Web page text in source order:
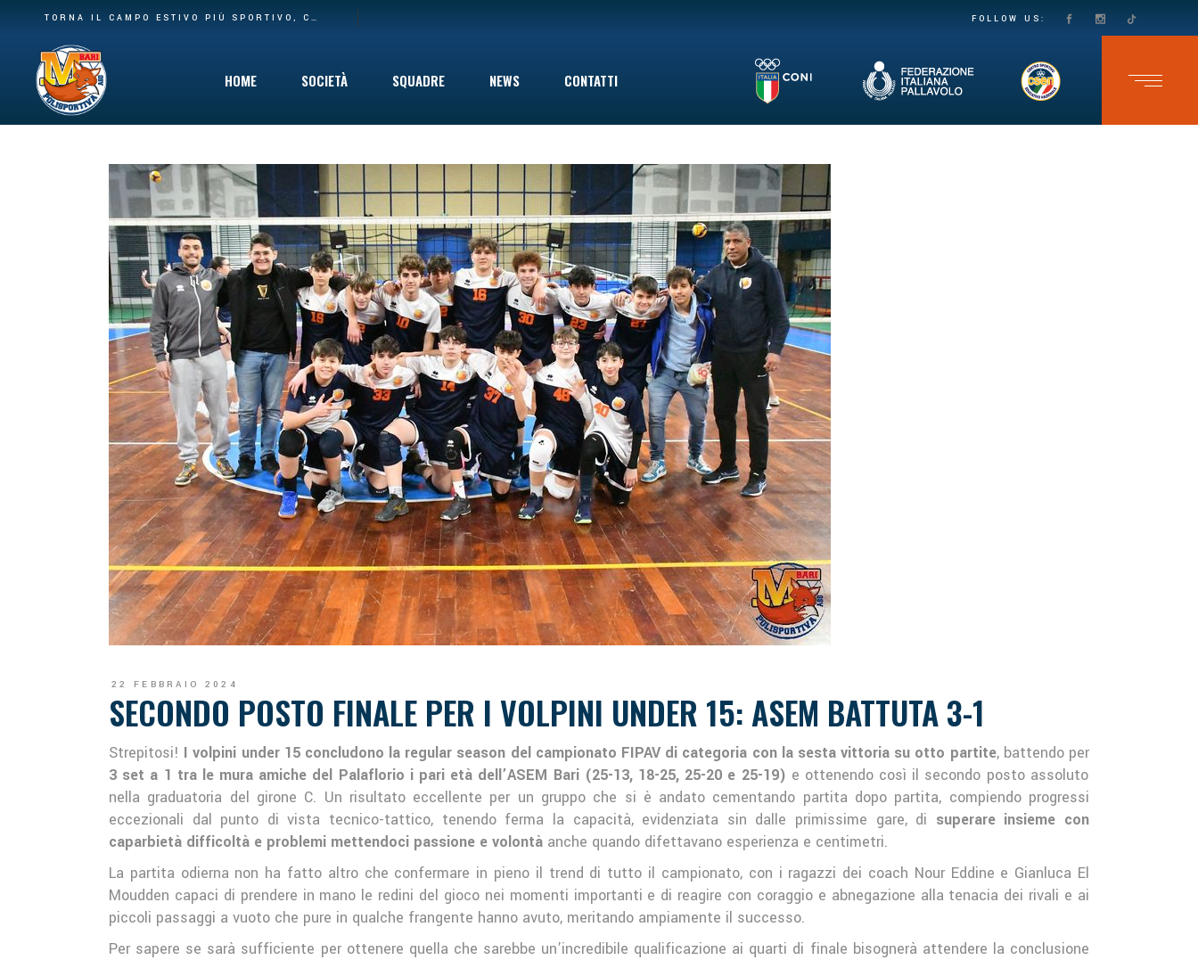
TORNA IL CAMPO ESTIVO PIÙ SPORTIVO, COINVOLGENTE E DIVERTENTE CHE C’È: DAL 10 GIUGNO VIA AL SUMMER CAMP DELLA POLISPORTIVA M BARI FOLLOW US:
HOME SOCIETÀ
Storia
Mission
Safeguarding
Cinque per Mille
Privacy Policy
SQUADRE NEWS CONTATTI
22 FEBBRAIO 2024
SECONDO POSTO FINALE PER I VOLPINI UNDER 15: ASEM BATTUTA 3-1
Strepitosi! I volpini under 15 concludono la regular season del campionato FIPAV di categoria con la sesta vittoria su otto partite, battendo per
3 set a 1 tra le mura amiche del Palaflorio i pari età dell’ASEM Bari (25-13, 18-25, 25-20 e 25-19) e ottenendo così il secondo posto assoluto
nella graduatoria del girone C. Un risultato eccellente per un gruppo che si è andato cementando partita dopo partita, compiendo progressi
eccezionali dal punto di vista tecnico-tattico, tenendo ferma la capacità, evidenziata sin dalle primissime gare, di superare insieme con
caparbietà difficoltà e problemi mettendoci passione e volontà anche quando difettavano esperienza e centimetri.
La partita odierna non ha fatto altro che confermare in pieno il trend di tutto il campionato, con i ragazzi dei coach Nour Eddine e Gianluca El
Moudden capaci di prendere in mano le redini del gioco nei momenti importanti e di reagire con coraggio e abnegazione alla tenacia dei rivali e ai
piccoli passaggi a vuoto che pure in qualche frangente hanno avuto, meritando ampiamente il successo.
Per sapere se sarà sufficiente per ottenere quella che sarebbe un’incredibile qualificazione ai quarti di finale bisognerà attendere la conclusione